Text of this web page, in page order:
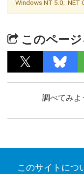
Windows NT 5.0; .NET
このページ
調べてみよ
このサイトにつ